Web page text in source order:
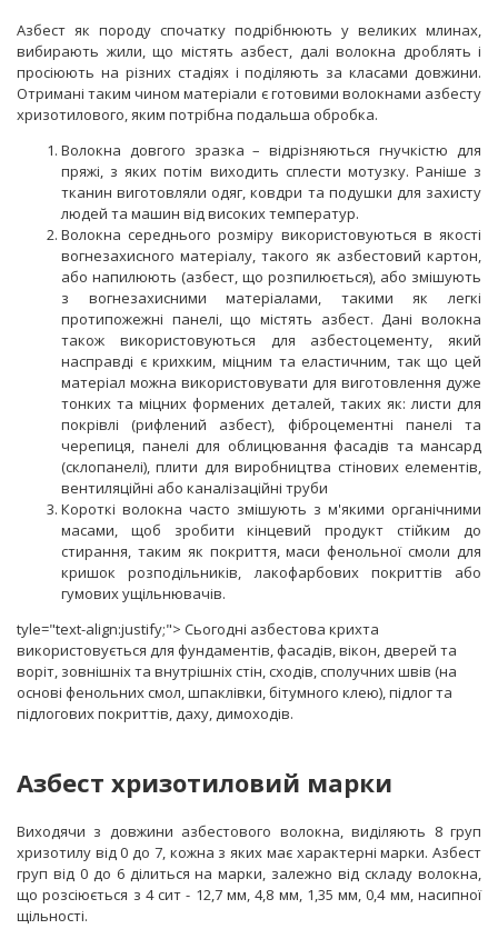
Азбест як породу спочатку подрібнюють у великих млинах,
вибирають жили, що містять азбест, далі волокна дроблять і
просіюють на різних стадіях і поділяють за класами довжини.
Отримані таким чином матеріали є готовими волокнами азбесту
хризотилового, яким потрібна подальша обробка.
Волокна довгого зразка – відрізняються гнучкістю для
пряжі, з яких потім виходить сплести мотузку. Раніше з
тканин виготовляли одяг, ковдри та подушки для захисту
людей та машин від високих температур.
Волокна середнього розміру використовуються в якості
вогнезахисного матеріалу, такого як азбестовий картон,
або напилюють (азбест, що розпилюється), або змішують
з вогнезахисними матеріалами, такими як легкі
протипожежні панелі, що містять азбест. Дані волокна
також використовуються для азбестоцементу, який
насправді є крихким, міцним та еластичним, так що цей
матеріал можна використовувати для виготовлення дуже
тонких та міцних формених деталей, таких як: листи для
покрівлі (рифлений азбест), фіброцементні панелі та
черепиця, панелі для облицювання фасадів та мансард
(склопанелі), плити для виробництва стінових елементів,
вентиляційні або каналізаційні труби
Короткі волокна часто змішують з м'якими органічними
масами, щоб зробити кінцевий продукт стійким до
стирання, таким як покриття, маси фенольної смоли для
кришок розподільників, лакофарбових покриттів або
гумових ущільнювачів.
tyle="text-align:justify;"> Сьогодні азбестова крихта
використовується для фундаментів, фасадів, вікон, дверей та
воріт, зовнішніх та внутрішніх стін, сходів, сполучних швів (на
основі фенольних смол, шпаклівки, бітумного клею), підлог та
підлогових покриттів, даху, димоходів.
Азбест хризотиловий марки
Виходячи з довжини азбестового волокна, виділяють 8 груп
хризотилу від 0 до 7, кожна з яких має характерні марки. Азбест
груп від 0 до 6 ділиться на марки, залежно від складу волокна,
що розсіюється з 4 сит - 12,7 мм, 4,8 мм, 1,35 мм, 0,4 мм, насипної
щільності.